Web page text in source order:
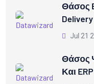
Θάσος
Delivery
Jul 21
Θάσος
Και ERP